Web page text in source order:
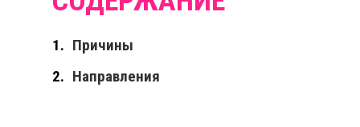
Причины
Направления